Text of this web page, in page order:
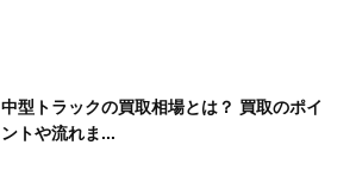
中型トラックの買取相場とは？ 買取のポイ
ントや流れま...